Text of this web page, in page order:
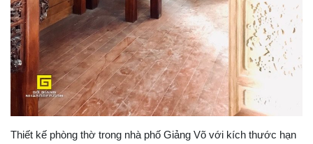
Thiết kế phòng thờ trong nhà phố Giảng Võ với kích thước hạn